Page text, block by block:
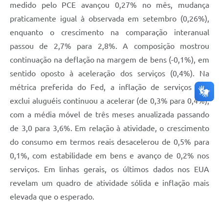
medido pelo PCE avançou 0,27% no mês, mudança
praticamente igual à observada em setembro (0,26%),
enquanto o crescimento na comparação interanual
passou de 2,7% para 2,8%. A composição mostrou
continuação na deflação na margem de bens (-0,1%), em
sentido oposto à aceleração dos serviços (0,4%). Na
métrica preferida do Fed, a inflação de serviços que
exclui aluguéis continuou a acelerar (de 0,3% para 0,4%),
com a média móvel de três meses anualizada passando
de 3,0 para 3,6%. Em relação à atividade, o crescimento
do consumo em termos reais desacelerou de 0,5% para
0,1%, com estabilidade em bens e avanço de 0,2% nos
serviços. Em linhas gerais, os últimos dados nos EUA
revelam um quadro de atividade sólida e inflação mais
elevada que o esperado.